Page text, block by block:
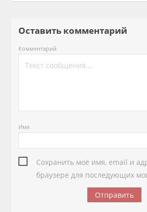
Оставить комментарий
Комментарий
Имя
Сохранить моё имя, email и
браузере для последующих